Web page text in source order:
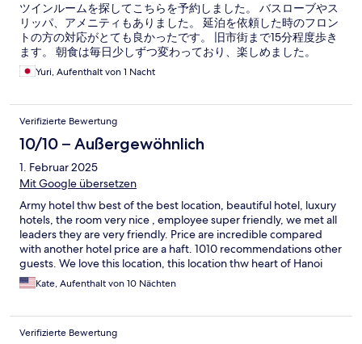
ツインルームを探してこちらを予約しました。 バスローブやス
リッパ、アメニティもありました。 延泊を依頼した時のフロン
トの方の対応がとても良かったです。 旧市街まで15分程度歩き
ます。 朝食は毎日少しずつ変わっており、楽しめました。
Yuri, Aufenthalt von 1 Nacht
Verifizierte Bewertung
10/10 – Außergewöhnlich
1. Februar 2025
Mit Google übersetzen
Army hotel thw best of the best location, beautiful hotel, luxury
hotels, the room very nice , employee super friendly, we met all
leaders they are very friendly. Price are incredible compared
with another hotel price are a haft. 1010 recommendations other
guests. We love this location, this location thw heart of Hanoi
capital, 4 minutes to Hoan Kiếm lake , 4 minutes to West lake , 1
minutes to old street of Hanoi… we will come back stay here for
Kate, Aufenthalt von 10 Nächten
Verifizierte Bewertung